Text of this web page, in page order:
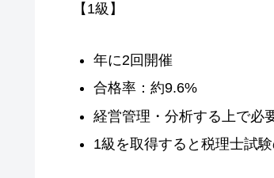
【1級】
年に2回開催
合格率：約9.6%
経営管理・分析する上で必
1級を取得すると税理士試